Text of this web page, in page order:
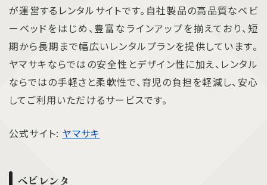
が運営するレンタルサイトです。自社製品の高品質なベビ
ーベッドをはじめ、豊富なラインアップを揃えており、短
期から長期まで幅広いレンタルプランを提供しています。
ヤマサキならではの安全性とデザイン性に加え、レンタル
ならではの手軽さと柔軟性で、育児の負担を軽減し、安心
してご利用いただけるサービスです。
公式サイト: ヤマサキ
ベビレンタ